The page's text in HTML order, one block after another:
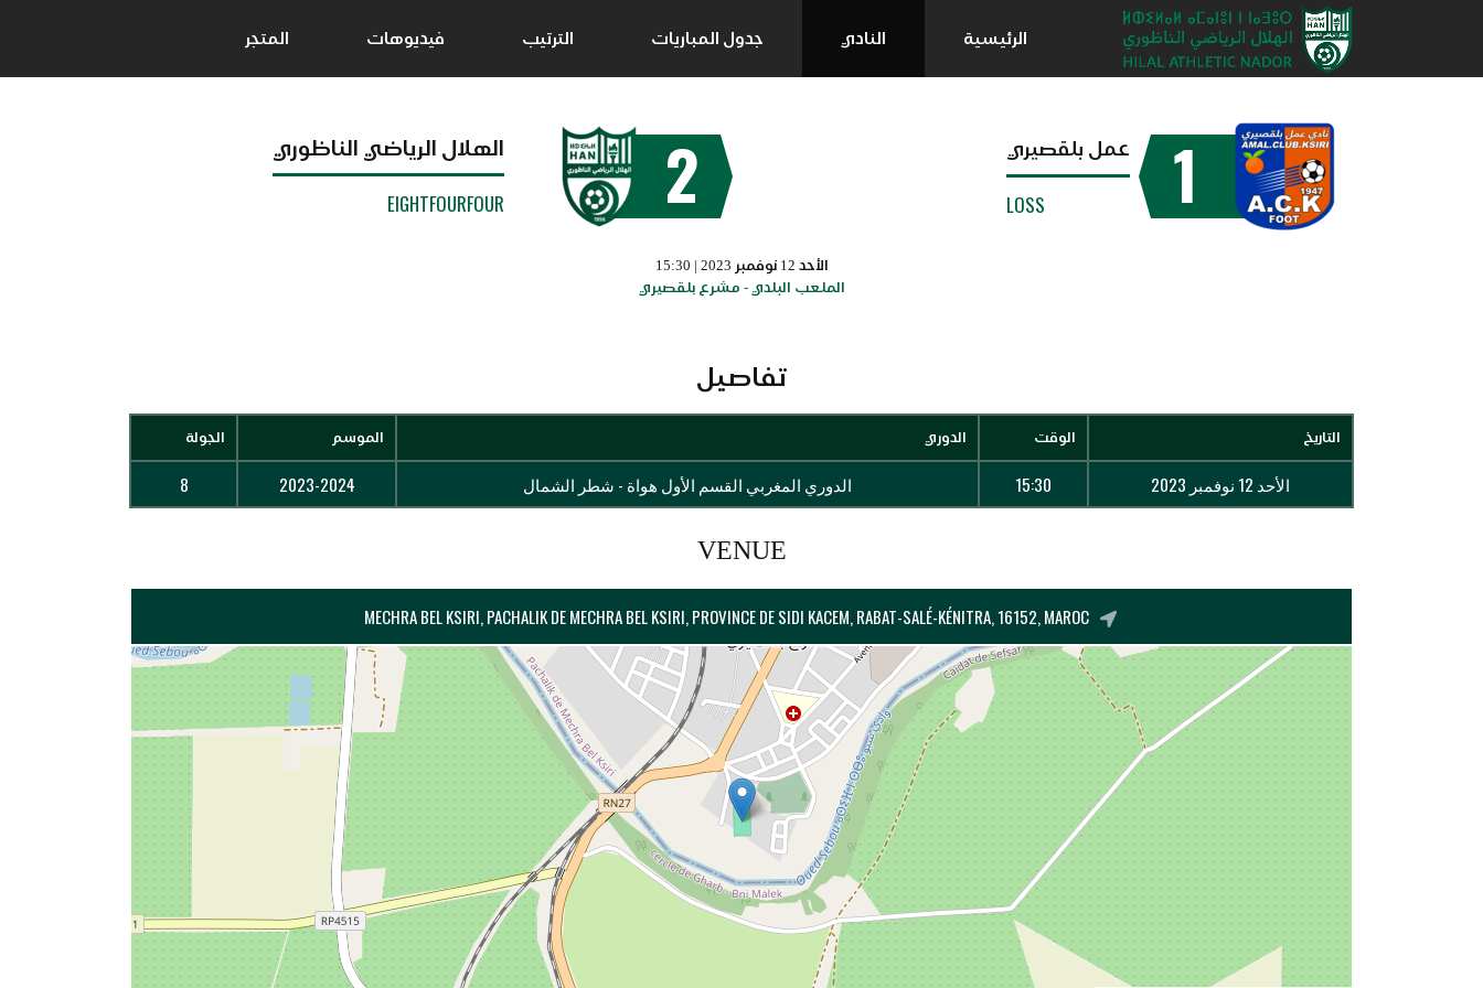
الرئيسية النادي جدول المباريات الترتيب فيديوهات المتجر
1 عمل بلقصيري
LOSS
2 الهلال الرياضي الناظوري
EIGHTFOURFOUR
الأحد 12 نوفمبر 2023 | 15:30
الملعب البلدي - مشرع بلقصيري
تفاصيل
التاريخ الوقت الدوري الموسم الجولة
الأحد 12 نوفمبر 2023 15:30 الدوري المغربي القسم الأول هواة - شطر الشمال 2023-2024
8
VENUE
MECHRA BEL KSIRI, PACHALIK DE MECHRA BEL KSIRI, PROVINCE DE SIDI KACEM, RABAT-SALÉ-KÉNITRA, 16152, MAROC